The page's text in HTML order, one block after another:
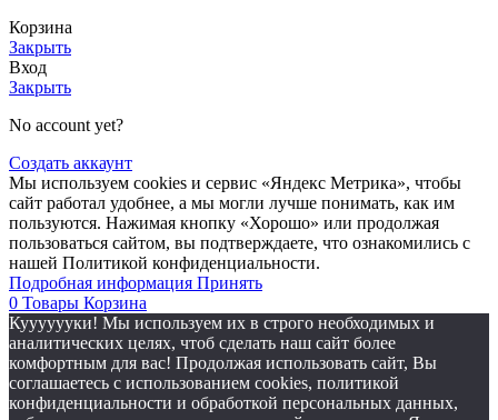
Корзина
Закрыть
Вход
Закрыть
No account yet?
Создать аккаунт
Мы используем cookies и сервис «Яндекс Метрика», чтобы
сайт работал удобнее, а мы могли лучше понимать, как им
пользуются. Нажимая кнопку «Хорошо» или продолжая
пользоваться сайтом, вы подтверждаете, что ознакомились с
нашей Политикой конфиденциальности.
Подробная информация Подробная
Принять
0 Товары Корзина
Кууууууки! Мы используем их в строго необходимых и
аналитических целях, чтоб сделать наш сайт более
комфортным для вас! Продолжая использовать сайт, Вы
соглашаетесь с использованием cookies, политикой
конфиденциальности и обработкой персональных данных,